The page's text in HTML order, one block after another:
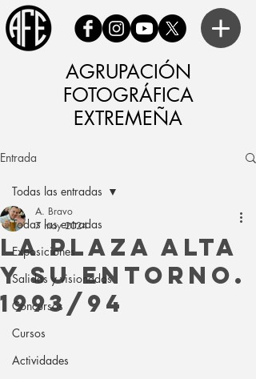
AGRUPACIÓN
FOTOGRÁFICA
EXTREMEÑA
Entrada
Todas las entradas
Exposiciones
Salidas y visionados
Concursos
Cursos
Actividades
Todas las entradas
La Plaza Alta
y su Entorno.
1993/94
A. Bravo
7 may 2024